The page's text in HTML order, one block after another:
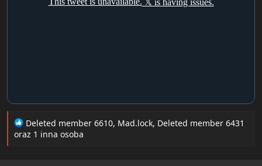
R
e
Deleted member 6610, Mad.lock, Deleted member 6431
oraz 1 inna osoba